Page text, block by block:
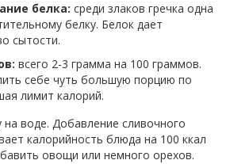
белка: среди злаков гречка одна
белку. Белок дает
сытости.
всего 2-3 грамма на 100 граммов.
себе чуть большую порцию по
лимит калорий.
на воде. Добавление сливочного
калорийность блюда на 100 ккал
овощи или немного орехов.